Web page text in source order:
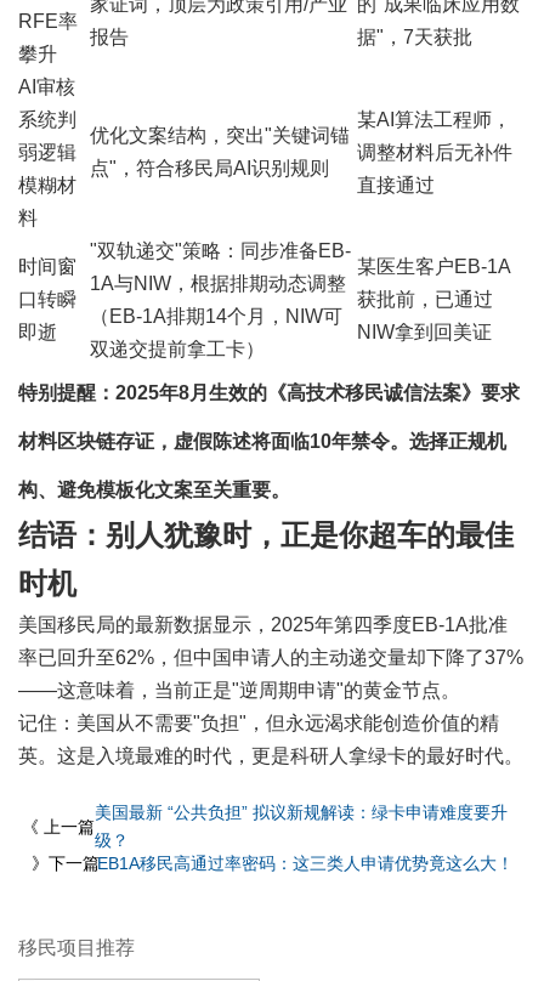
RFE率
攀升
家证词，顶层为政策引用/产业
报告
的"成果临床应用数
据"，7天获批
AI审核
系统判
弱逻辑
模糊材
料
优化文案结构，突出"关键词锚
点"，符合移民局AI识别规则
某AI算法工程师，
调整材料后无补件
直接通过
时间窗
口转瞬
即逝
"双轨递交"策略：同步准备EB-
1A与NIW，根据排期动态调整
（EB-1A排期14个月，NIW可
双递交提前拿工卡）
某医生客户EB-1A
获批前，已通过
NIW拿到回美证
特别提醒：2025年8月生效的《高技术移民诚信法案》要求
材料区块链存证，虚假陈述将面临10年禁令。选择正规机
构、避免模板化文案至关重要。
结语：别人犹豫时，正是你超车的最佳
时机
美国移民局的最新数据显示，2025年第四季度EB-1A批准
率已回升至62%，但中国申请人的主动递交量却下降了37%
——这意味着，当前正是"逆周期申请"的黄金节点。
记住：美国从不需要"负担"，但永远渴求能创造价值的精
英。这是入境最难的时代，更是科研人拿绿卡的最好时代。
《 上一篇
美国最新 “公共负担” 拟议新规解读：绿卡申请难度要升
级？
》下一篇EB1A移民高通过率密码：这三类人申请优势竟这么大！
移民项目推荐